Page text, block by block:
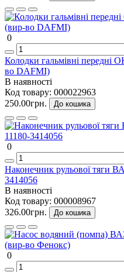
0
Колодки гальмівні
во DAFMI)
В наявності
Код товару: 000022963
250.00грн.
До кошика
0
Наконечник рульової тяги
3414056
В наявності
Код товару: 000008967
326.00грн.
До кошика
0